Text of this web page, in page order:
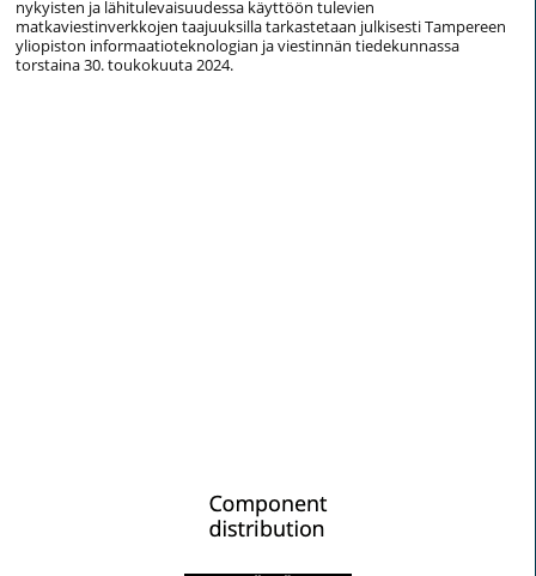
nykyisten ja lähitulevaisuudessa käyttöön tulevien
matkaviestinverkkojen taajuuksilla tarkastetaan julkisesti Tampereen
yliopiston informaatioteknologian ja viestinnän tiedekunnassa
torstaina 30. toukokuuta 2024.